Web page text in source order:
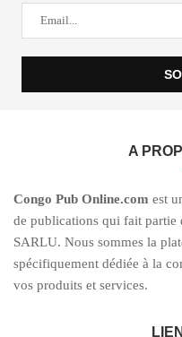
A
Congo Pub Online.com est
de publications qui fait partie
SARLU. Nous sommes la
spécifiquement dédiée à la
vos produits et services.